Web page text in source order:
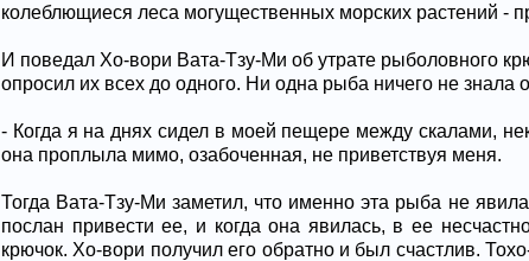
колеблющиеся леса могущественных морских растений -
И поведал Хо-вори Вата-Тзу-Ми об утрате рыболовного
опросил их всех до одного. Ни одна рыба ничего не знала
- Когда я на днях сидел в моей пещере между скалами,
она проплыла мимо, озабоченная, не приветствуя меня.
Тогда Вата-Тзу-Ми заметил, что именно эта рыба не
послан привести ее, и когда она явилась, в ее
крючок. Хо-вори получил его обратно и был счастлив.